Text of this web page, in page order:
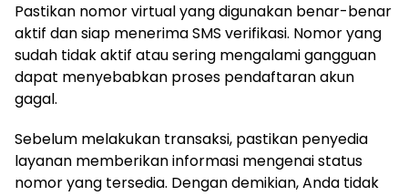
Pastikan nomor virtual yang digunakan benar-benar
aktif dan siap menerima SMS verifikasi. Nomor yang
sudah tidak aktif atau sering mengalami gangguan
dapat menyebabkan proses pendaftaran akun
gagal.
Sebelum melakukan transaksi, pastikan penyedia
layanan memberikan informasi mengenai status
nomor yang tersedia. Dengan demikian, Anda tidak